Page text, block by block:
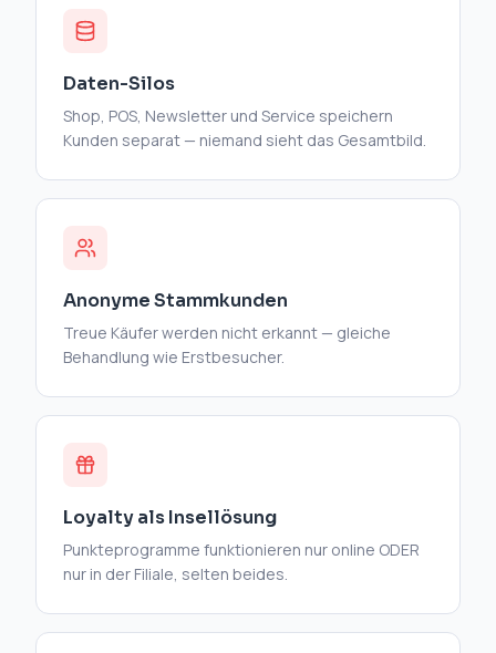
Daten-Silos
Shop, POS, Newsletter und Service speichern
Kunden separat — niemand sieht das Gesamtbild.
Anonyme Stammkunden
Treue Käufer werden nicht erkannt — gleiche
Behandlung wie Erstbesucher.
Loyalty als Insellösung
Punkteprogramme funktionieren nur online ODER
nur in der Filiale, selten beides.